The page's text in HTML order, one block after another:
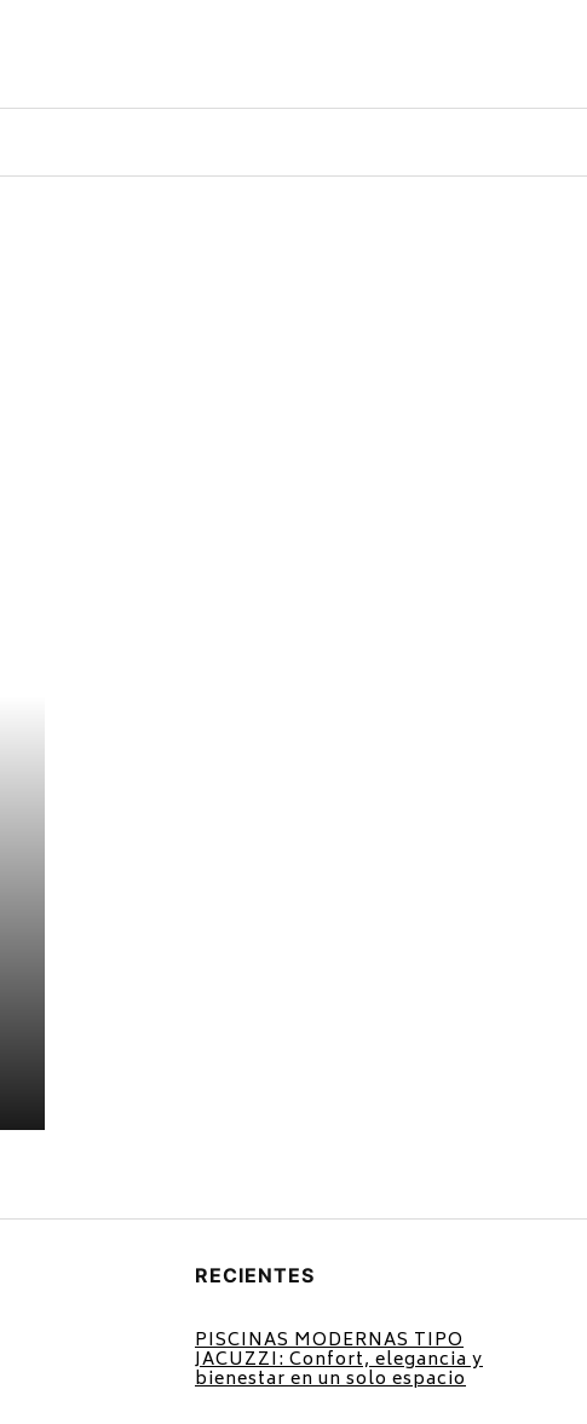
RECIENTES
PISCINAS MODERNAS TIPO
JACUZZI: Confort, elegancia y
bienestar en un solo espacio